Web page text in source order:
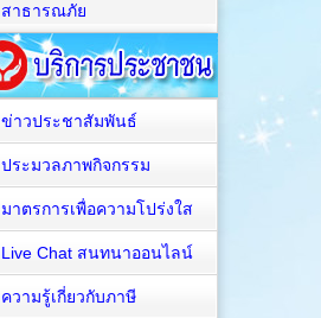
สาธารณภัย
ข่าวประชาสัมพันธ์
ประมวลภาพกิจกรรม
มาตรการเพื่อความโปร่งใส
Live Chat สนทนาออนไลน์
ความรู้เกี่ยวกับภาษี